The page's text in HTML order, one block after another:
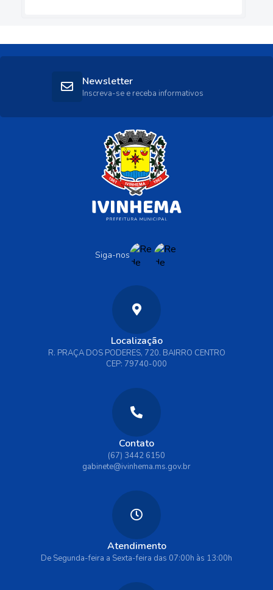
Siga-nos
Localização
R. PRAÇA DOS PODERES, 720. BAIRRO CENTRO
CEP: 79740-000
Contato
(67) 3442 6150
gabinete@ivinhema.ms.gov.br
Atendimento
De Segunda-feira a Sexta-feira das 07:00h às 13:00h
Newsletter
Inscreva-se e receba informativos